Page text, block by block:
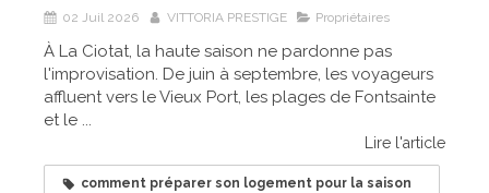
02 Juil 2026 VITTORIA PRESTIGE Propriétaires
À La Ciotat, la haute saison ne pardonne pas
l'improvisation. De juin à septembre, les voyageurs
affluent vers le Vieux Port, les plages de Fontsainte
et le ...
Lire l'article
comment préparer son logement pour la saison